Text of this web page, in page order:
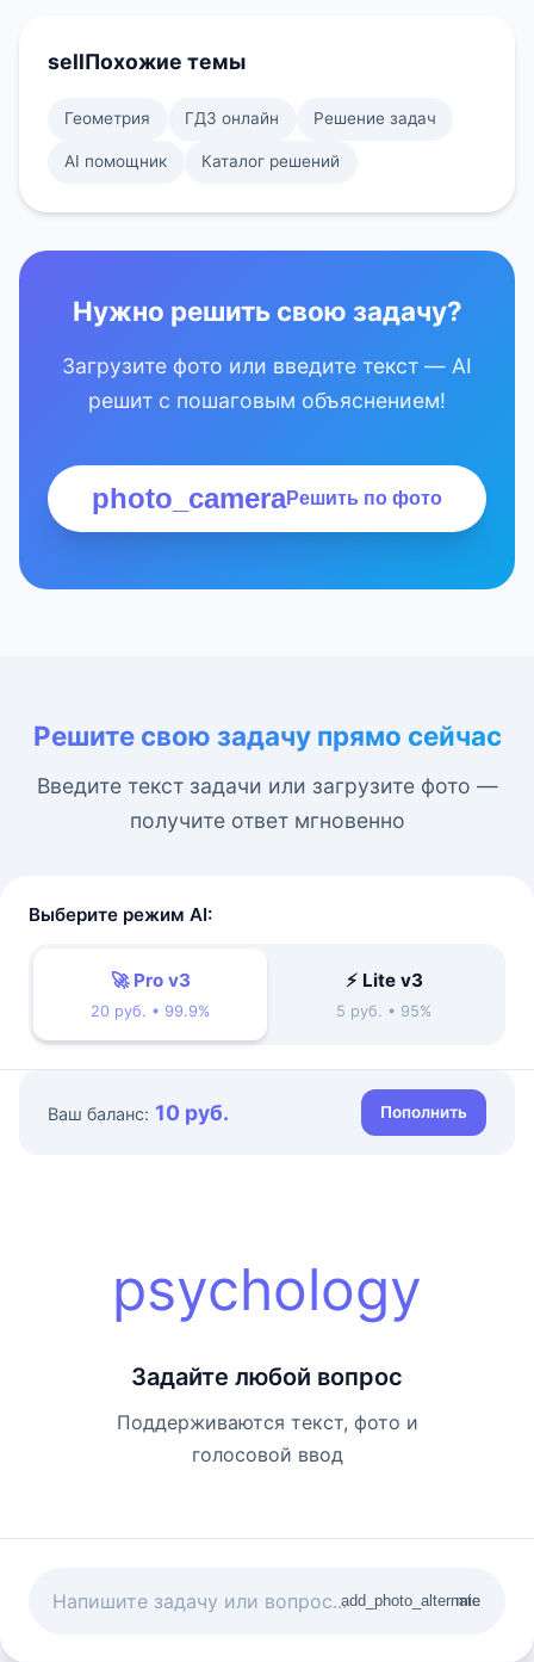
sellПохожие темы
Геометрия ГДЗ онлайн Решение задач
AI помощник Каталог решений
Нужно решить свою задачу?
Загрузите фото или введите текст — AI
решит с пошаговым объяснением!
photo_cameraРешить по фото
Решите свою задачу прямо сейчас
Введите текст задачи или загрузите фото —
получите ответ мгновенно
Выберите режим AI:
🚀 Pro v3
20 руб. • 99.9%
⚡ Lite v3
5 руб. • 95%
Ваш баланс: 10 руб. Пополнить
psychology
Задайте любой вопрос
Поддерживаются текст, фото и
голосовой ввод
add_photo_alternate
mic